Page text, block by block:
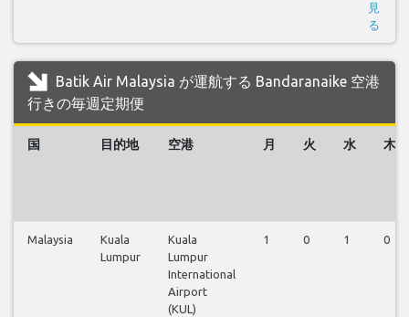
見
る
Batik Air Malaysia が運航する Bandaranaike 空港
行きの毎週定期便
国 目的地 空港 月 火 水 木
Malaysia
Kuala
Lumpur
Kuala
Lumpur
International
Airport
(KUL)
1 0 1 0